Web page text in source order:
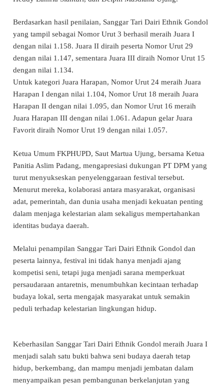
Berdasarkan hasil penilaian, Sanggar Tari Dairi Ethnik Gondol
yang tampil sebagai Nomor Urut 3 berhasil meraih Juara I
dengan nilai 1.158. Juara II diraih peserta Nomor Urut 29
dengan nilai 1.147, sementara Juara III diraih Nomor Urut 15
dengan nilai 1.134.
Untuk kategori Juara Harapan, Nomor Urut 24 meraih Juara
Harapan I dengan nilai 1.104, Nomor Urut 18 meraih Juara
Harapan II dengan nilai 1.095, dan Nomor Urut 16 meraih
Juara Harapan III dengan nilai 1.061. Adapun gelar Juara
Favorit diraih Nomor Urut 19 dengan nilai 1.057.
Ketua Umum FKPHUPD, Saut Martua Ujung, bersama Ketua
Panitia Aslim Padang, mengapresiasi dukungan PT DPM yang
turut menyukseskan penyelenggaraan festival tersebut.
Menurut mereka, kolaborasi antara masyarakat, organisasi
adat, pemerintah, dan dunia usaha menjadi kekuatan penting
dalam menjaga kelestarian alam sekaligus mempertahankan
identitas budaya daerah.
Melalui penampilan Sanggar Tari Dairi Ethnik Gondol dan
peserta lainnya, festival ini tidak hanya menjadi ajang
kompetisi seni, tetapi juga menjadi sarana memperkuat
persaudaraan antaretnis, menumbuhkan kecintaan terhadap
budaya lokal, serta mengajak masyarakat untuk semakin
peduli terhadap kelestarian lingkungan hidup.
Keberhasilan Sanggar Tari Dairi Ethnik Gondol meraih Juara I
menjadi salah satu bukti bahwa seni budaya daerah tetap
hidup, berkembang, dan mampu menjadi jembatan dalam
menyampaikan pesan pembangunan berkelanjutan yang